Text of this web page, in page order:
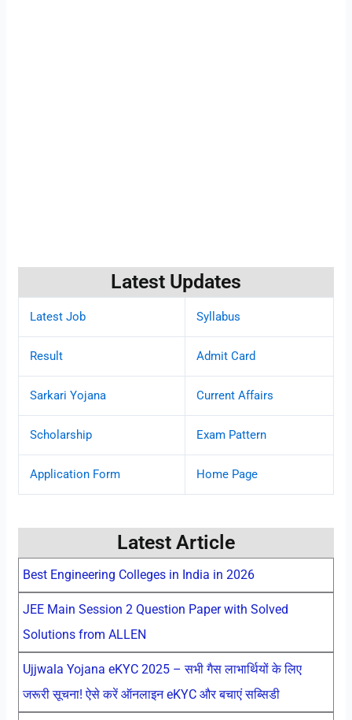
Latest Updates
Latest Job Syllabus
Result Admit Card
Sarkari Yojana Current Affairs
Scholarship Exam Pattern
Application Form Home Page
Latest Article
Best Engineering Colleges in India in 2026
JEE Main Session 2 Question Paper with Solved
Solutions from ALLEN
Ujjwala Yojana eKYC 2025 – सभी गैस लाभार्थियों के लिए
जरूरी सूचना! ऐसे करें ऑनलाइन eKYC और बचाएं सब्सिडी